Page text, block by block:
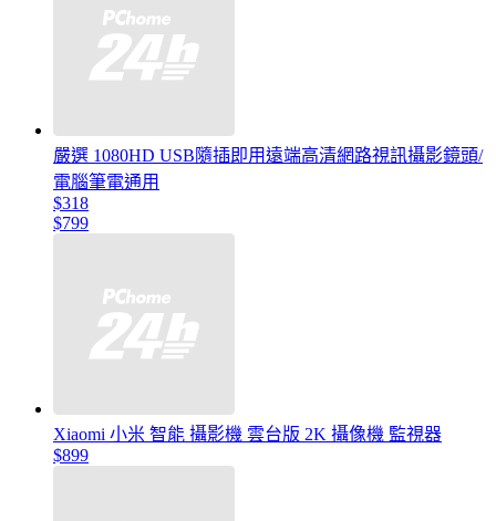
嚴選 1080HD USB隨插即用遠端高清網路視訊攝影鏡頭/
電腦筆電通用
$318
$799
Xiaomi 小米 智能 攝影機 雲台版 2K 攝像機 監視器
$899